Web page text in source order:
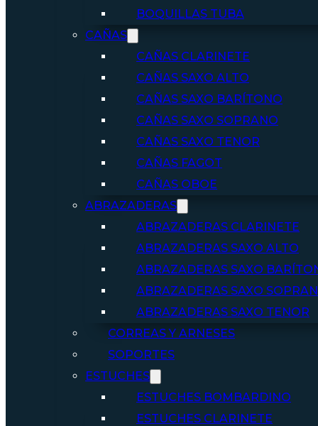
BOQUILLAS TUBA
CAÑAS
CAÑAS CLARINETE
CAÑAS SAXO ALTO
CAÑAS SAXO BARÍTONO
CAÑAS SAXO SOPRANO
CAÑAS SAXO TENOR
CAÑAS FAGOT
CAÑAS OBOE
ABRAZADERAS
ABRAZADERAS CLARINETE
ABRAZADERAS SAXO ALTO
ABRAZADERAS SAXO
ABRAZADERAS SAXO
ABRAZADERAS SAXO TENOR
CORREAS Y ARNESES
SOPORTES
ESTUCHES
ESTUCHES BOMBARDINO
ESTUCHES CLARINETE